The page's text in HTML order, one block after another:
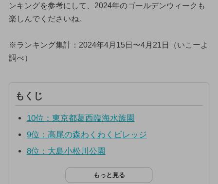
ンキングを参考にして、2024年のゴールデンウィークも
楽しんでくださいね。
※ランキング集計：2024年4月15日〜4月21日（いこーよ
調べ）
もくじ
10位：東京都葛西臨海水族園
9位：高尾の森わくわくビレッジ
8位：大島小松川公園
もっと見る